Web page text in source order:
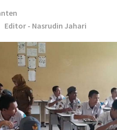
Editor - Nasrudin Jahari